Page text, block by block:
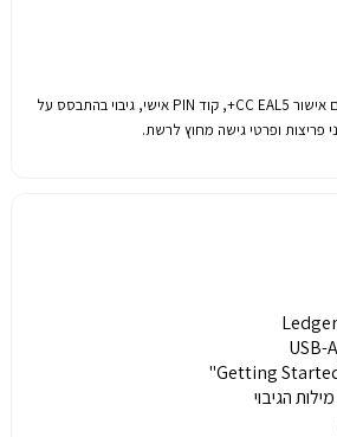
אישורCC EAL5+, קודPIN אישי,גיבויבהתבסס על
פריצותופרטיגישהמחוץ לרשת.